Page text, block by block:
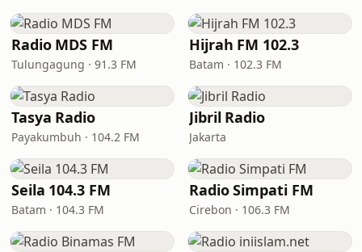
Radio MDS FM
Tulungagung · 91.3 FM
Hijrah FM 102.3
Batam · 102.3 FM
Tasya Radio
Payakumbuh · 104.2 FM
Jibril Radio
Jakarta
Seila 104.3 FM
Batam · 104.3 FM
Radio Simpati FM
Cirebon · 106.3 FM